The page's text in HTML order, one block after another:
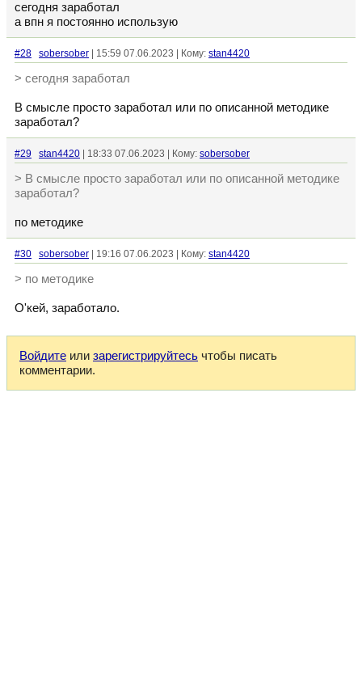
сегодня заработал
а впн я постоянно использую
#28 sobersober | 15:59 07.06.2023 | Кому: stan4420
> сегодня заработал
В смысле просто заработал или по описанной методике
заработал?
#29 stan4420 | 18:33 07.06.2023 | Кому: sobersober
> В смысле просто заработал или по описанной методике
заработал?
по методике
#30 sobersober | 19:16 07.06.2023 | Кому: stan4420
> по методике
О'кей, заработало.
Войдите или зарегистрируйтесь чтобы писать
комментарии.